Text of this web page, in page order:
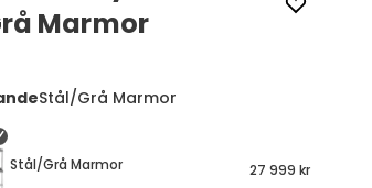
Marmor
Stål/Grå Marmor
Stål/Grå Marmor 27 999 kr